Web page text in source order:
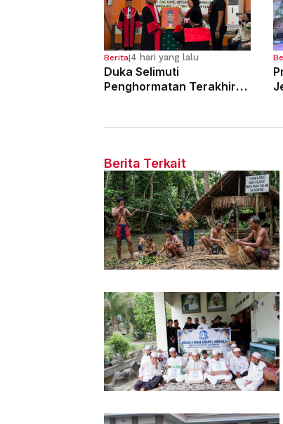
Berita|4 hari yang lalu
Duka Selimuti
Penghormatan Terakhir
Berita Terkait